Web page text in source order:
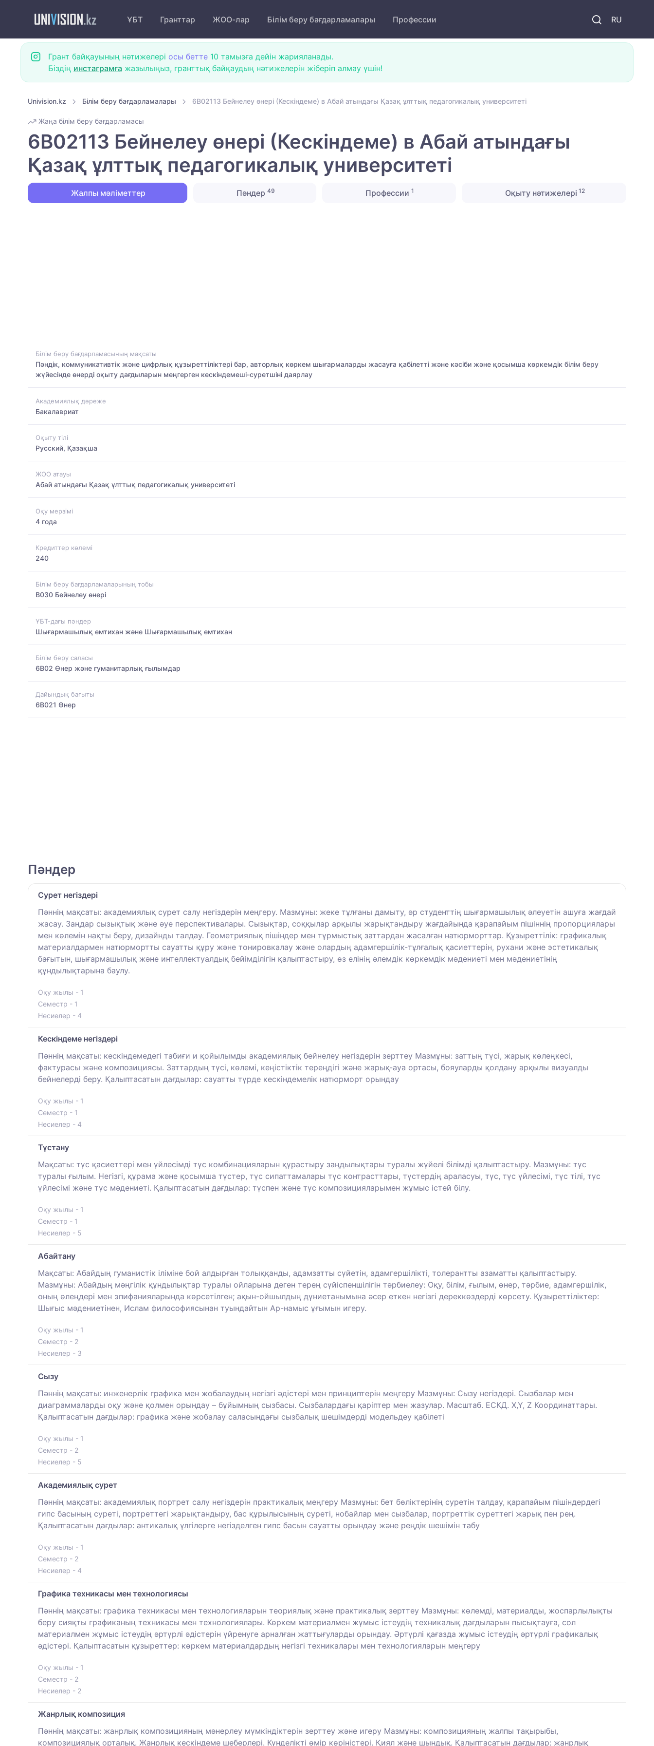
RU
ҰБТ Гранттар ЖОО-лар Білім беру бағдарламалары Профессии
Грант байқауының нәтижелері осы бетте 10 тамызға дейін жарияланады.
Біздің инстаграмға жазылыңыз, гранттық байқаудың нәтижелерін жіберіп алмау үшін!
Univision.kz Білім беру бағдарламалары 6B02113 Бейнелеу өнері (Кескіндеме) в Абай атындағы Қазақ ұлттық педагогикалық университеті
Жаңа білім беру бағдарламасы
6B02113 Бейнелеу өнері (Кескіндеме) в Абай атындағы
Қазақ ұлттық педагогикалық университеті
Жалпы мәліметтер Пәндер 49 Профессии1 Оқыту нәтижелері 12
Білім беру бағдарламасының мақсаты
Пәндік, коммуникативтік және цифрлық құзыреттіліктері бар, авторлық көркем шығармаларды жасауға қабілетті және кәсіби және қосымша көркемдік білім беру
жүйесінде өнерді оқыту дағдыларын меңгерген кескіндемеші-суретшіні даярлау
Академиялық дәреже
Бакалавриат
Оқыту тілі
Русский, Қазақша
ЖОО атауы
Абай атындағы Қазақ ұлттық педагогикалық университеті
Оқу мерзімі
4 года
Кредиттер көлемі
240
Білім беру бағдарламаларының тобы
B030 Бейнелеу өнері
ҰБТ-дағы пәндер
Шығармашылық емтихан және Шығармашылық емтихан
Білім беру саласы
6B02 Өнер және гуманитарлық ғылымдар
Дайындық бағыты
6B021 Өнер
Пәндер
Сурет негіздері
Пәннің мақсаты: академиялық сурет салу негіздерін меңгеру. Мазмұны: жеке тұлғаны дамыту, әр студенттің шығармашылық әлеуетін ашуға жағдай
жасау. Заңдар сызықтық және әуе перспективалары. Сызықтар, соққылар арқылы жарықтандыру жағдайында қарапайым пішіннің пропорциялары
мен көлемін нақты беру, дизайнды талдау. Геометриялық пішіндер мен тұрмыстық заттардан жасалған натюрморттар. Құзыреттілік: графикалық
материалдармен натюрмортты сауатты құру және тонировкалау және олардың адамгершілік-тұлғалық қасиеттерін, рухани және эстетикалық
бағытын, шығармашылық және интеллектуалдық бейімділігін қалыптастыру, өз елінің әлемдік көркемдік мәдениеті мен мәдениетінің
құндылықтарына баулу.
Оқу жылы - 1
Семестр - 1
Несиелер - 4
Кескіндеме негіздері
Пәннің мақсаты: кескіндемедегі табиғи и қойылымды академиялық бейнелеу негіздерін зерттеу Мазмұны: заттың түсі, жарық көлеңкесі,
фактурасы және композициясы. Заттардың түсі, көлемі, кеңістіктік тереңдігі және жарық-ауа ортасы, бояуларды қолдану арқылы визуалды
бейнелерді беру. Қалыптасатын дағдылар: сауатты түрде кескіндемелік натюрморт орындау
Оқу жылы - 1
Семестр - 1
Несиелер - 4
Түстану
Мақсаты: түс қасиеттері мен үйлесімді түс комбинацияларын құрастыру заңдылықтары туралы жүйелі білімді қалыптастыру. Мазмұны: түс
туралы ғылым. Негізгі, құрама және қосымша түстер, түс сипаттамалары түс контрасттары, түстердің араласуы, түс, түс үйлесімі, түс тілі, түс
үйлесімі және түс мәдениеті. Қалыптасатын дағдылар: түспен және түс композицияларымен жұмыс істей білу.
Оқу жылы - 1
Семестр - 1
Несиелер - 5
Абайтану
Мақсаты: Абайдың гуманистік іліміне бой алдырған толыққанды, адамзатты сүйетін, адамгершілікті, толерантты азаматты қалыптастыру.
Мазмұны: Абайдың мәңгілік құндылықтар туралы ойларына деген терең сүйіспеншілігін тәрбиелеу: Оқу, білім, ғылым, өнер, тәрбие, адамгершілік,
оның өлеңдері мен эпифанияларында көрсетілген; ақын-ойшылдың дүниетанымына әсер еткен негізгі дереккөздерді көрсету. Құзыреттіліктер:
Шығыс мәдениетінен, Ислам философиясынан туындайтын Ар-намыс ұғымын игеру.
Оқу жылы - 1
Семестр - 2
Несиелер - 3
Сызу
Пәннің мақсаты: инженерлік графика мен жобалаудың негізгі әдістері мен принциптерін меңгеру Мазмұны: Сызу негіздері. Сызбалар мен
диаграммаларды оқу және қолмен орындау – бұйымның сызбасы. Сызбалардағы қаріптер мен жазулар. Масштаб. ЕСКД. X,Y, Z Координаттары.
Қалыптасатын дағдылар: графика және жобалау саласындағы сызбалық шешімдерді модельдеу қабілеті
Оқу жылы - 1
Семестр - 2
Несиелер - 5
Академиялық сурет
Пәннің мақсаты: академиялық портрет салу негіздерін практикалық меңгеру Мазмұны: бет бөліктерінің суретін талдау, қарапайым пішіндердегі
гипс басының суреті, портреттегі жарықтандыру, бас құрылысының суреті, нобайлар мен сызбалар, портреттік суреттегі жарық пен рең.
Қалыптасатын дағдылар: антикалық үлгілерге негізделген гипс басын сауатты орындау және реңдік шешімін табу
Оқу жылы - 1
Семестр - 2
Несиелер - 4
Графика техникасы мен технологиясы
Пәннің мақсаты: графика техникасы мен технологияларын теориялық және практикалық зерттеу Мазмұны: көлемді, материалды, жоспарлылықты
беру сияқты графиканың техникасы мен технологиялары. Көркем материалмен жұмыс істеудің техникалық дағдыларын пысықтауға, сол
материалмен жұмыс істеудің әртүрлі әдістерін үйренуге арналған жаттығуларды орындау. Әртүрлі қағазда жұмыс істеудің әртүрлі графикалық
әдістері. Қалыптасатын құзыреттер: көркем материалдардың негізгі техникалары мен технологияларын меңгеру
Оқу жылы - 1
Семестр - 2
Несиелер - 2
Жанрлық композиция
Пәннің мақсаты: жанрлық композицияның мәнерлеу мүмкіндіктерін зерттеу және игеру Мазмұны: композицияның жалпы тақырыбы,
композициялық орталық. Жанрлық кескіндеме шеберлері. Күнделікті өмір көріністері. Қиял және шындық. Қалыптасатын дағдылар: жанрлық